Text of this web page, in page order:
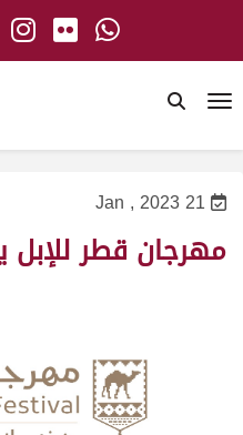
21 Jan , 2023
مهرجان قطر للإبل